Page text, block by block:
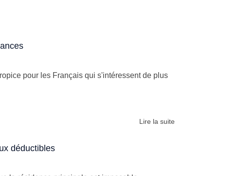
pour les Français qui s'intéressent de plus
Lire la suite
déductibles